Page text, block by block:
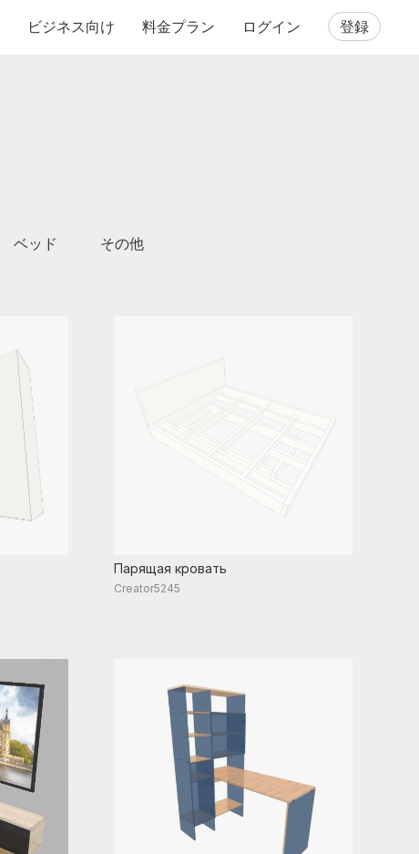
ビジネス向け 料金プラン ログイン 登録
ベッド その他
Парящая кровать
Creator5245